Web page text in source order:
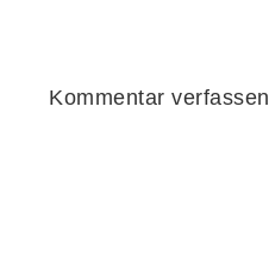
Kommentar verfassen